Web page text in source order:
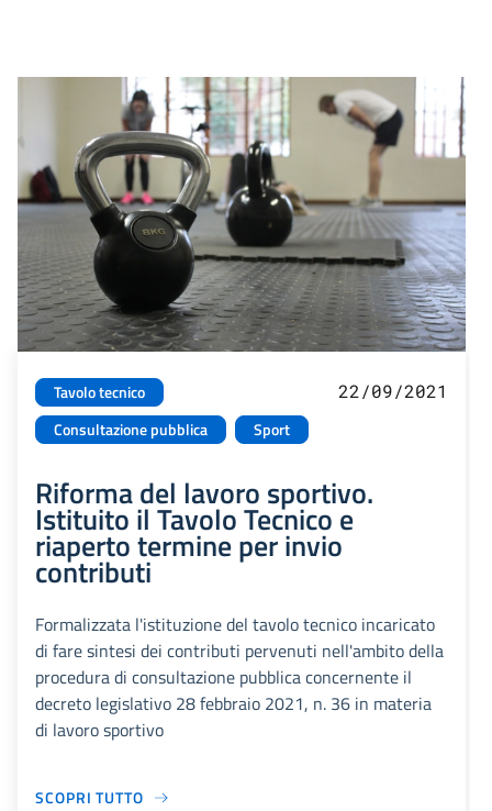
Tavolo tecnico
Consultazione pubblica
Sport
22/09/2021
Riforma del lavoro sportivo.
Istituito il Tavolo Tecnico e
riaperto termine per invio
contributi
Formalizzata l'istituzione del tavolo tecnico incaricato
di fare sintesi dei contributi pervenuti nell'ambito della
procedura di consultazione pubblica concernente il
decreto legislativo 28 febbraio 2021, n. 36 in materia
di lavoro sportivo
SCOPRI TUTTO